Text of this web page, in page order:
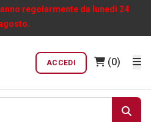
regolarmente da lunedì 24
ACCEDI (0)